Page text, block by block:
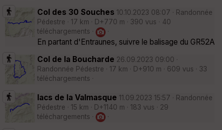
Col des 30 Souches 10.10.2023 08:07 · Randonnée
Pédestre · 17 km · D+770 m · 390 vus · 40
téléchargements ·
·
En partant d'Entraunes, suivre le balisage du GR52A
Col de la Boucharde 26.09.2023 09:00 ·
Randonnée Pédestre · 17 km · D+910 m · 609 vus · 33
téléchargements ·
lacs de la Valmasque 11.09.2023 15:57 · Randonnée
Pédestre · 15 km · D+1140 m · 183 vus · 29
téléchargements ·
·